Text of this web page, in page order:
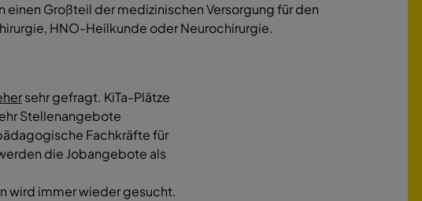
Großteil der medizinischen Versorgung für den
HNO-Heilkunde oder Neurochirurgie.
sehr gefragt. KiTa-Plätze
Stellenangebote
Fachkräfte für
die Jobangebote als
wird immer wieder gesucht.